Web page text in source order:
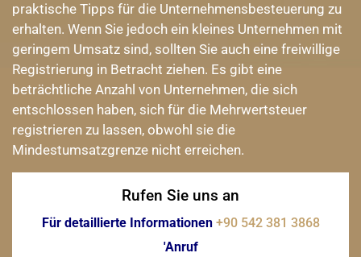
praktische Tipps für die Unternehmensbesteuerung zu
erhalten. Wenn Sie jedoch ein kleines Unternehmen mit
geringem Umsatz sind, sollten Sie auch eine freiwillige
Registrierung in Betracht ziehen. Es gibt eine
beträchtliche Anzahl von Unternehmen, die sich
entschlossen haben, sich für die Mehrwertsteuer
registrieren zu lassen, obwohl sie die
Mindestumsatzgrenze nicht erreichen.
Rufen Sie uns an
Für detaillierte Informationen +90 542 381 3868
'Anruf